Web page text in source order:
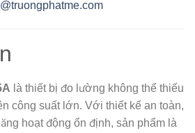
là thiết bị đo lường không thể thiếu
công suất lớn. Với thiết kế an toàn,
hoạt động ổn định, sản phẩm là